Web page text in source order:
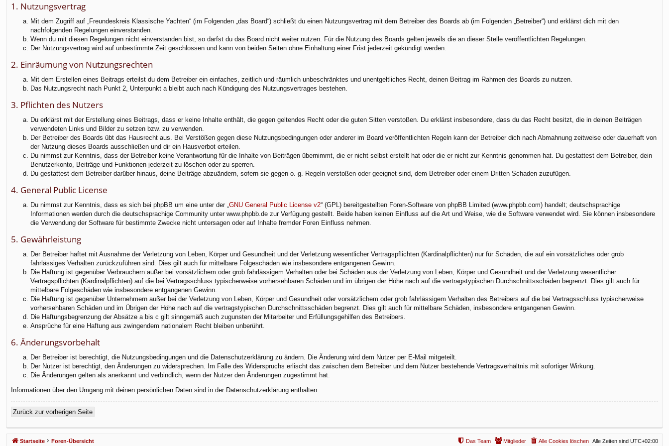
1. Nutzungsvertrag
Mit dem Zugriff auf „Freundeskreis Klassische Yachten“ (im Folgenden „das Board“) schließt du einen Nutzungsvertrag mit dem Betreiber des Boards ab (im Folgenden „Betreiber“) und erklärst dich mit den
nachfolgenden Regelungen einverstanden.
Wenn du mit diesen Regelungen nicht einverstanden bist, so darfst du das Board nicht weiter nutzen. Für die Nutzung des Boards gelten jeweils die an dieser Stelle veröffentlichten Regelungen.
Der Nutzungsvertrag wird auf unbestimmte Zeit geschlossen und kann von beiden Seiten ohne Einhaltung einer Frist jederzeit gekündigt werden.
2. Einräumung von Nutzungsrechten
Mit dem Erstellen eines Beitrags erteilst du dem Betreiber ein einfaches, zeitlich und räumlich unbeschränktes und unentgeltliches Recht, deinen Beitrag im Rahmen des Boards zu nutzen.
Das Nutzungsrecht nach Punkt 2, Unterpunkt a bleibt auch nach Kündigung des Nutzungsvertrages bestehen.
3. Pflichten des Nutzers
Du erklärst mit der Erstellung eines Beitrags, dass er keine Inhalte enthält, die gegen geltendes Recht oder die guten Sitten verstoßen. Du erklärst insbesondere, dass du das Recht besitzt, die in deinen Beiträgen
verwendeten Links und Bilder zu setzen bzw. zu verwenden.
Der Betreiber des Boards übt das Hausrecht aus. Bei Verstößen gegen diese Nutzungsbedingungen oder anderer im Board veröffentlichten Regeln kann der Betreiber dich nach Abmahnung zeitweise oder dauerhaft von
der Nutzung dieses Boards ausschließen und dir ein Hausverbot erteilen.
Du nimmst zur Kenntnis, dass der Betreiber keine Verantwortung für die Inhalte von Beiträgen übernimmt, die er nicht selbst erstellt hat oder die er nicht zur Kenntnis genommen hat. Du gestattest dem Betreiber, dein
Benutzerkonto, Beiträge und Funktionen jederzeit zu löschen oder zu sperren.
Du gestattest dem Betreiber darüber hinaus, deine Beiträge abzuändern, sofern sie gegen o. g. Regeln verstoßen oder geeignet sind, dem Betreiber oder einem Dritten Schaden zuzufügen.
4. General Public License
Du nimmst zur Kenntnis, dass es sich bei phpBB um eine unter der „GNU General Public License v2“ (GPL) bereitgestellten Foren-Software von phpBB Limited (www.phpbb.com) handelt; deutschsprachige
Informationen werden durch die deutschsprachige Community unter www.phpbb.de zur Verfügung gestellt. Beide haben keinen Einfluss auf die Art und Weise, wie die Software verwendet wird. Sie können insbesondere
die Verwendung der Software für bestimmte Zwecke nicht untersagen oder auf Inhalte fremder Foren Einfluss nehmen.
5. Gewährleistung
Der Betreiber haftet mit Ausnahme der Verletzung von Leben, Körper und Gesundheit und der Verletzung wesentlicher Vertragspflichten (Kardinalpflichten) nur für Schäden, die auf ein vorsätzliches oder grob
fahrlässiges Verhalten zurückzuführen sind. Dies gilt auch für mittelbare Folgeschäden wie insbesondere entgangenen Gewinn.
Die Haftung ist gegenüber Verbrauchern außer bei vorsätzlichem oder grob fahrlässigem Verhalten oder bei Schäden aus der Verletzung von Leben, Körper und Gesundheit und der Verletzung wesentlicher
Vertragspflichten (Kardinalpflichten) auf die bei Vertragsschluss typischerweise vorhersehbaren Schäden und im übrigen der Höhe nach auf die vertragstypischen Durchschnittsschäden begrenzt. Dies gilt auch für
mittelbare Folgeschäden wie insbesondere entgangenen Gewinn.
Die Haftung ist gegenüber Unternehmern außer bei der Verletzung von Leben, Körper und Gesundheit oder vorsätzlichem oder grob fahrlässigem Verhalten des Betreibers auf die bei Vertragsschluss typischerweise
vorhersehbaren Schäden und im Übrigen der Höhe nach auf die vertragstypischen Durchschnittsschäden begrenzt. Dies gilt auch für mittelbare Schäden, insbesondere entgangenen Gewinn.
Die Haftungsbegrenzung der Absätze a bis c gilt sinngemäß auch zugunsten der Mitarbeiter und Erfüllungsgehilfen des Betreibers.
Ansprüche für eine Haftung aus zwingendem nationalem Recht bleiben unberührt.
6. Änderungsvorbehalt
Der Betreiber ist berechtigt, die Nutzungsbedingungen und die Datenschutzerklärung zu ändern. Die Änderung wird dem Nutzer per E-Mail mitgeteilt.
Der Nutzer ist berechtigt, den Änderungen zu widersprechen. Im Falle des Widerspruchs erlischt das zwischen dem Betreiber und dem Nutzer bestehende Vertragsverhältnis mit sofortiger Wirkung.
Die Änderungen gelten als anerkannt und verbindlich, wenn der Nutzer den Änderungen zugestimmt hat.
Informationen über den Umgang mit deinen persönlichen Daten sind in der Datenschutzerklärung enthalten.
Zurück zur vorherigen Seite
Startseite Foren-Übersicht Alle Zeiten sind UTC+02:00
Alle Cookies löschen
Mitglieder
Das Team